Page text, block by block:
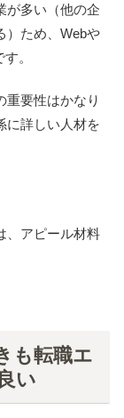
が多い（他の企
）ため、Webや
。
重要性はかなり
に詳しい人材を
、アピール材料
も転職エ
い